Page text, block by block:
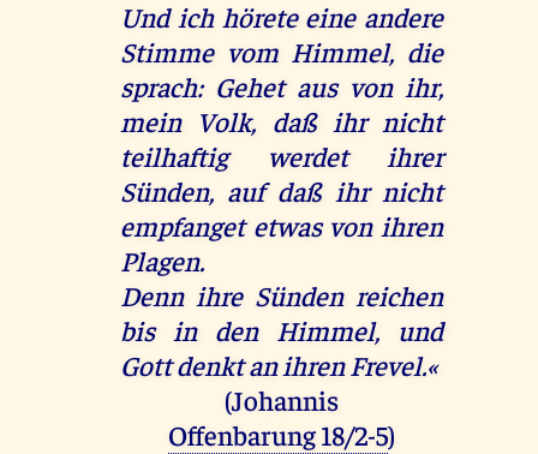
Und ich hörete eine andere
Stimme vom Himmel, die
sprach: Gehet aus von ihr,
mein Volk, daß ihr nicht
teilhaftig werdet ihrer
Sünden, auf daß ihr nicht
empfanget etwas von ihren
Plagen.
Denn ihre Sünden reichen
bis in den Himmel, und
Gott denkt an ihren Frevel.«
(Johannis
Offenbarung 18/2-5)